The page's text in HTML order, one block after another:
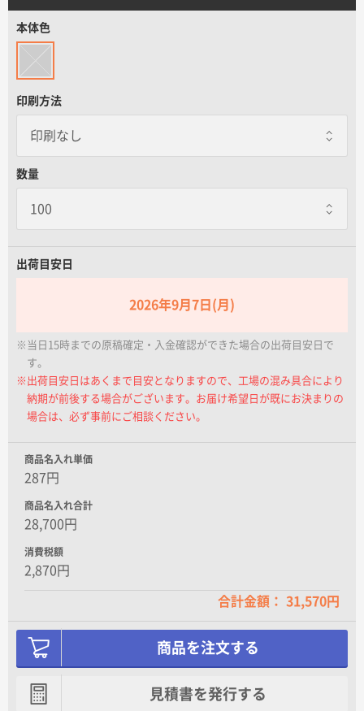
ご注文の流れ
お見積書の作成方法
データ入稿ガイド
再注文について
よくあるご質問
本体色
印刷方法
数量
出荷目安日
2026年9月7日(月)
※当日15時までの原稿確定・入金確認ができた場合の出荷目安日で
す。
※出荷目安日はあくまで目安となりますので、工場の混み具合により
納期が前後する場合がございます。お届け希望日が既にお決まりの
場合は、必ず事前にご相談ください。
商品名入れ単価
287円
商品名入れ合計
28,700円
消費税額
2,870円
合計金額： 31,570円
商品を注文する
見積書を発行する